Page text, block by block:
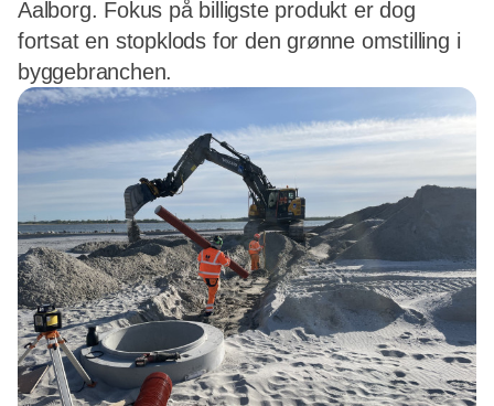
Aalborg. Fokus på billigste produkt er dog
fortsat en stopklods for den grønne omstilling i
byggebranchen.